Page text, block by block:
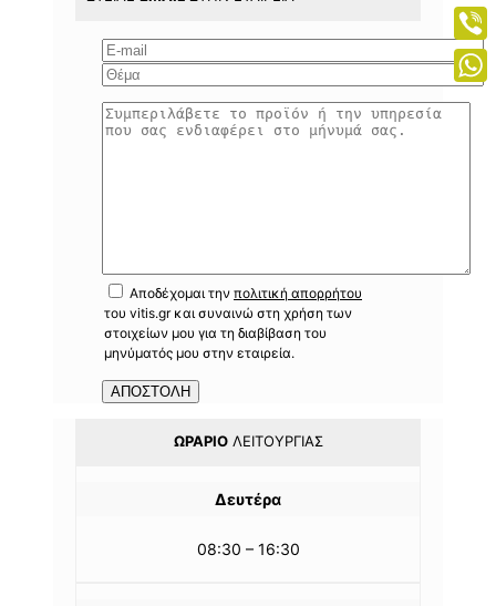
Αποδέχομαι την πολιτική απορρήτου
του vitis.gr και συναινώ στη χρήση των
στοιχείων μου για τη διαβίβαση του
μηνύματός μου στην εταιρεία.
ΩΡΆΡΙΟΛΕΙΤΟΥΡΓΊΑΣ
Δευτέρα
08:30 – 16:30
Viber